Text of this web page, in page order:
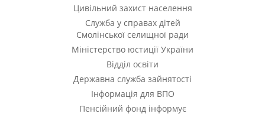
Цивільний захист населення
Служба у справах дітей
Смолінської селищної ради
Міністерство юстиції України
Відділ освіти
Державна служба зайнятості
Інформація для ВПО
Пенсійний фонд інформує